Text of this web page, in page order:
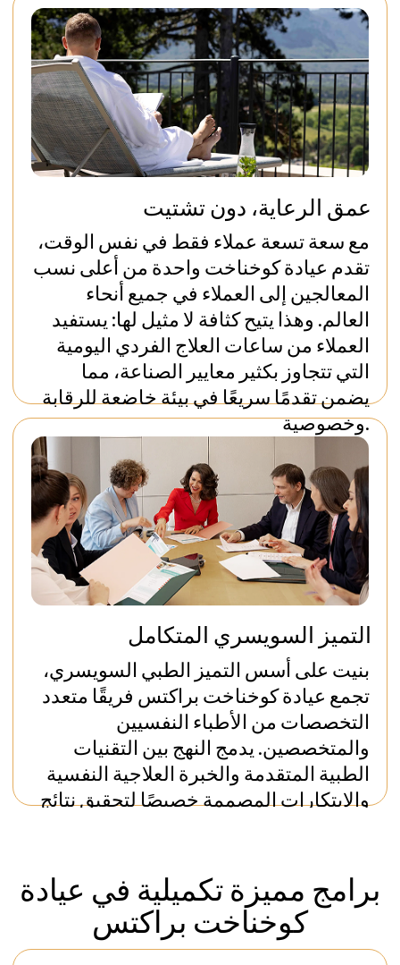
تبدأ الرحلة بمحادثة
راسلنا على واتساب +41 76 266 1457 أو
اترك طلباً:
مراسلة عبر واتساب
فيلات خاصة حصرية للغاية
يتم التعامل مع كل مريض في عيادة كوخناخت
براكتس بشكل فريد وخاص في فيلاتهم الفاخرة
الخاصة المصنفة خمس نجوم، حيث يتم تزويدهم
بأعلى معايير المهنية والرعاية والخصوصية. تحيط بهم
أجواء هادئة ومريحة، مع مياه بحيرة زيورخ تتدفق
على بعد خطوات قليلة، وجبال الألب ليست ببعيدة
والفنون والمفروشات والتكنولوجيا. لكن خصوصيتك
المزيد من
المعلومات
احجز فيلا
Private Villa Prima